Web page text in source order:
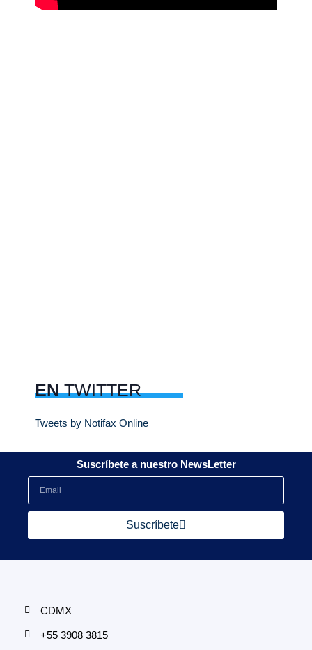
ENTWITTER
Tweets by Notifax Online
Suscríbete a nuestro NewsLetter
Suscríbete
CDMX
+55 3908 3815